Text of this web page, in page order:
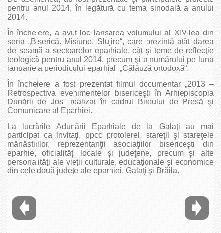
pentru anul 2014, în legătură cu tema sinodală a anului
2014.
În încheiere, a avut loc lansarea volumului al XIV-lea din
seria „Biserică. Misiune. Slujire“, care prezintă atât darea
de seamă a sectoarelor eparhiale, cât şi teme de reflecţie
teologică pentru anul 2014, precum şi a numărului pe luna
ianuarie a periodicului eparhial „Călăuză ortodoxă“.
În încheiere a fost prezentat filmul documentar „2013 –
Retrospectiva evenimentelor bisericeşti în Arhiepiscopia
Dunării de Jos“ realizat în cadrul Biroului de Presă şi
Comunicare al Eparhiei.
La lucrările Adunării Eparhiale de la Galaţi au mai
participat ca invitaţi, ppcc protoierei, stareţii şi stareţele
mănăstirilor, reprezentanţii asociaţiilor bisericeşti din
eparhie, oficialităţi locale şi judeţene, precum şi alte
personalităţi ale vieţii culturale, educaţionale şi economice
din cele două judeţe ale eparhiei, Galaţi şi Brăila.